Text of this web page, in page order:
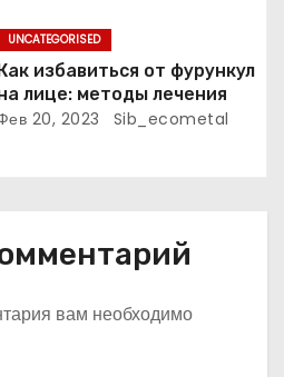
UNCATEGORISED
избавиться от фурункул
лице: методы лечения
20, 2023 Sib_ecometal
вам необходимо